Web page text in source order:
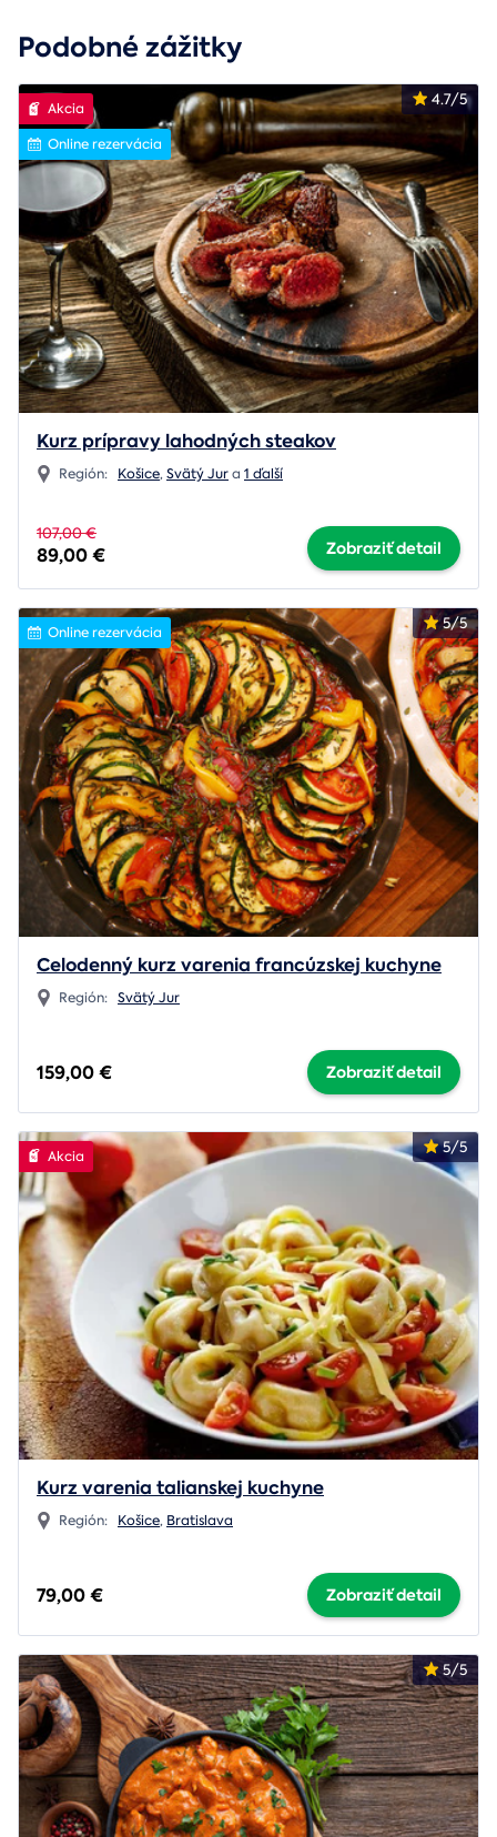
Podobné zážitky
4.7/5
Akcia
Online rezervácia
Kurz prípravy lahodných steakov
Región: Košice,Svätý Jura 1 ďalší
107,00 €
89,00 € Zobraziť detail
5/5
Online rezervácia
Celodenný kurz varenia francúzskej kuchyne
Región: Svätý Jur
159,00 € Zobraziť detail
5/5
Akcia
Kurz varenia talianskej kuchyne
Región: Košice, Bratislava
79,00 € Zobraziť detail
5/5